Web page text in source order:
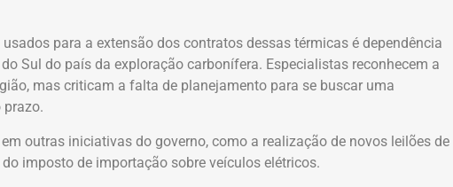
para a extensão dos contratos dessas térmicas é dependência
Sul do país da exploração carbonífera. Especialistas reconhecem a
mas criticam a falta de planejamento para se buscar uma
outras iniciativas do governo, como a realização de novos leilões de
imposto de importação sobre veículos elétricos.